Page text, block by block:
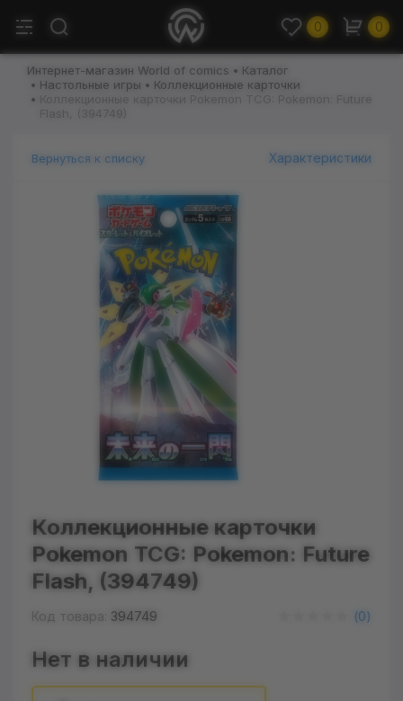
0 0
Интернет-магазин World of comics
Каталог
Настольные игры
Коллекционные карточки
Коллекционные карточки Pokemon TCG: Pokemon: Future
Flash, (394749)
Вернуться к списку Характеристики
Коллекционные карточки
Pokemon TCG: Pokemon: Future
Flash, (394749)
Код товара: 394749 (0)
Нет в наличии